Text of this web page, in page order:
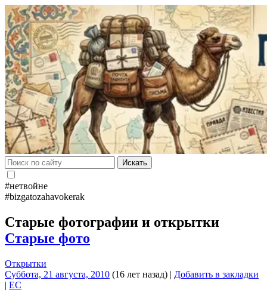
Искать
#нетвойне
#bizgatozahavokerak
Старые фотографии и открытки
Старые фото
Открытки
Суббота, 21 августа, 2010 (16 лет назад) | Добавить в закладки
| EC